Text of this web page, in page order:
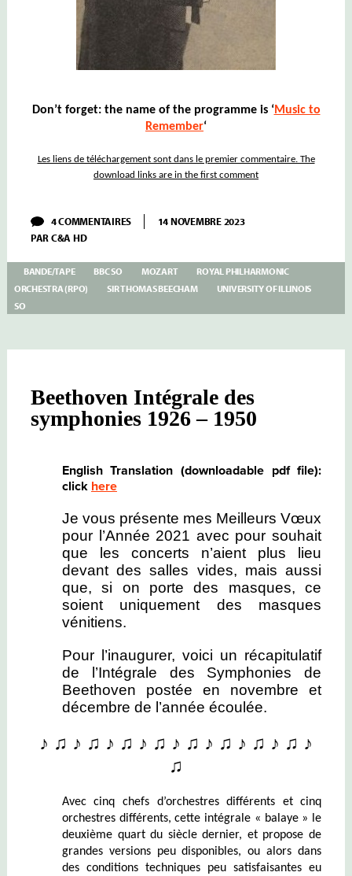
Don’t forget: the name of the programme is ‘ Music to
Remember‘
Les liens de téléchargement sont dans le premier commentaire. The
download links are in the first comment
4 COMMENTAIRES
BEECHAM
1956:
K297
14 NOVEMBRE 2023
PAR C&A HD
BANDE/TAPE BBC SO MOZART
ROYAL PHILHARMONIC
ORCHESTRA (RPO)
SIR THOMAS BEECHAM
UNIVERSITY OF ILLINOIS
SO
Beethoven Intégrale des
symphonies 1926 – 1950
English Translation (downloadable pdf file):
click here
Je vous présente mes Meilleurs Vœux
pour l’Année 2021 avec pour souhait
que les concerts n’aient plus lieu
devant des salles vides, mais aussi
que, si on porte des masques, ce
soient uniquement des masques
vénitiens.
Pour l’inaugurer, voici un récapitulatif
de l’Intégrale des Symphonies de
Beethoven postée en novembre et
décembre de l’année écoulée.
♪ ♫ ♪ ♫ ♪ ♫ ♪ ♫ ♪ ♫ ♪ ♫ ♪ ♫ ♪ ♫ ♪
♫
Avec cinq chefs d’orchestres différents et cinq
orchestres différents, cette intégrale « balaye » le
deuxième quart du siècle dernier, et propose de
grandes versions peu disponibles, ou alors dans
des conditions techniques peu satisfaisantes eu